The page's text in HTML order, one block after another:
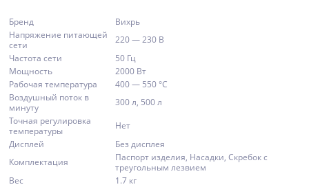
Бренд
Вихрь
Напряжение питающей
сети
220 — 230 В
Частота сети
50 Гц
Мощность
2000 Вт
Рабочая температура
400 — 550 °C
Воздушный поток в
минуту
300 л, 500 л
Точная регулировка
температуры
Нет
Дисплей
Без дисплея
Комплектация
Паспорт изделия, Насадки, Скребок с
треугольным лезвием
Вес
1.7 кг